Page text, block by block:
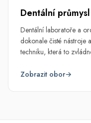
Dentální průmysl
Dentální laboratoře a
dokonale čisté nástroje
techniku, která to
Zobrazit obor→